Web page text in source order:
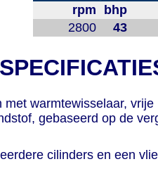
rpm
bhp
2800
43
met warmtewisselaar,
gebaseerd op de
cilinders en een